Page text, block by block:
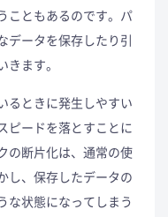
こともあるのです。パ
データを保存したり引
ます。
るときに発生しやすい
ピードを落とすことに
の断片化は、通常の使
し、保存したデータの
な状態になってしまう